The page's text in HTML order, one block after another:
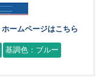
ホームページはこちら
基調色：ブルー